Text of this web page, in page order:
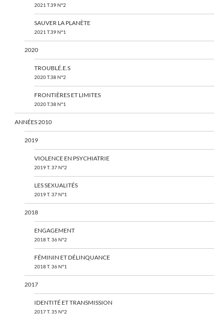
2021 T.39 N°2
SAUVER LA PLANÈTE
2021 T.39 N°1
2020
TROUBLÉ.E.S
2020 T.38 N°2
FRONTIÈRES ET LIMITES
2020 T.38 N°1
ANNÉES 2010
2019
VIOLENCE EN PSYCHIATRIE
2019 T. 37 N°2
LES SEXUALITÉS
2019 T. 37 N°1
2018
ENGAGEMENT
2018 T. 36 N°2
FÉMININ ET DÉLINQUANCE
2018 T. 36 N°1
2017
IDENTITÉ ET TRANSMISSION
2017 T. 35 N°2